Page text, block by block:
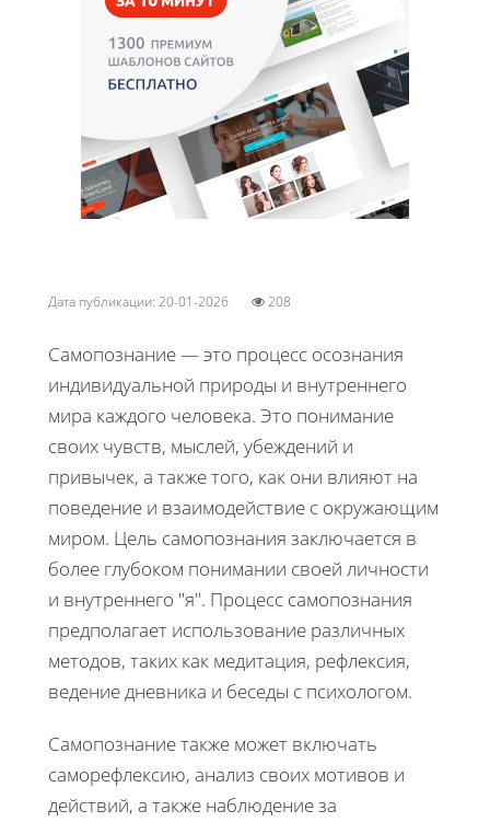
Дата публикации: 20-01-2026 208
Самопознание — это процесс осознания
индивидуальной природы и внутреннего
мира каждого человека. Это понимание
своих чувств, мыслей, убеждений и
привычек, а также того, как они влияют на
поведение и взаимодействие с окружающим
миром. Цель самопознания заключается в
более глубоком понимании своей личности
и внутреннего "я". Процесс самопознания
предполагает использование различных
методов, таких как медитация, рефлексия,
ведение дневника и беседы с психологом.
Самопознание также может включать
саморефлексию, анализ своих мотивов и
действий, а также наблюдение за